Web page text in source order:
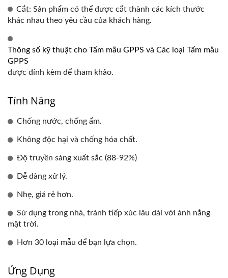
Cắt: Sản phẩm có thể được cắt thành các kích thước
khác nhau theo yêu cầu của khách hàng.
Thông số kỹ thuật cho Tấm mẫu GPPS và Các loại Tấm mẫu
GPPS
được đính kèm để tham khảo.
Tính Năng
Chống nước, chống ẩm.
Không độc hại và chống hóa chất.
Độ truyền sáng xuất sắc (88-92%)
Dễ dàng xử lý.
Nhẹ, giá rẻ hơn.
Sử dụng trong nhà, tránh tiếp xúc lâu dài với ánh nắng
mặt trời.
Hơn 30 loại mẫu để bạn lựa chọn.
Ứng Dụng